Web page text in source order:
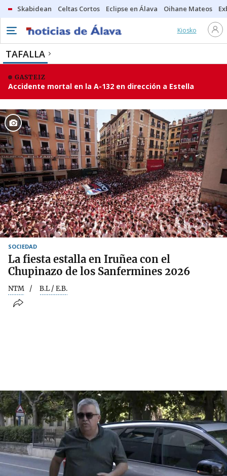
Skabidean Celtas Cortos Eclipse en Álava Oihane Mateos
Kiosko
TAFALLA
GASTEIZ
Accidente mortal en la A-132 en dirección a Estella
SOCIEDAD
La fiesta estalla en Iruñea con el
Chupinazo de los Sanfermines 2026
NTM B.L / E.B.